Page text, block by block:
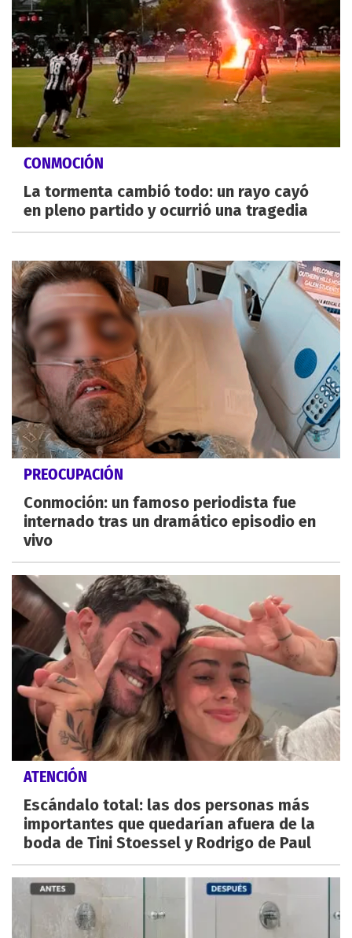
CONMOCIÓN
La tormenta cambió todo: un rayo cayó
en pleno partido y ocurrió una tragedia
PREOCUPACIÓN
Conmoción: un famoso periodista fue
internado tras un dramático episodio en
vivo
ATENCIÓN
Escándalo total: las dos personas más
importantes que quedarían afuera de la
boda de Tini Stoessel y Rodrigo de Paul